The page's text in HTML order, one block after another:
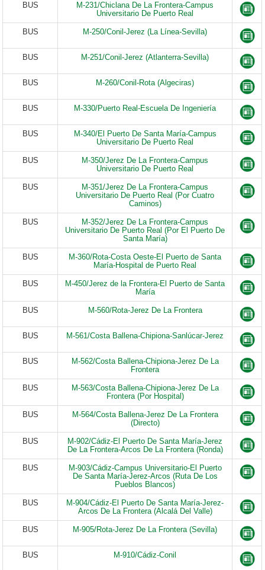
BUS
M-231/Chiclana De La Frontera-Campus
Universitario De Puerto Real
BUS M-250/Conil-Jerez (La Línea-Sevilla)
BUS M-251/Conil-Jerez (Atlanterra-Sevilla)
BUS M-260/Conil-Rota (Algeciras)
BUS M-330/Puerto Real-Escuela De Ingeniería
BUS
M-340/El Puerto De Santa María-Campus
Universitario De Puerto Real
BUS
M-350/Jerez De La Frontera-Campus
Universitario De Puerto Real
BUS
M-351/Jerez De La Frontera-Campus
Universitario De Puerto Real (Por Cuatro
Caminos)
BUS
M-352/Jerez De La Frontera-Campus
Universitario De Puerto Real (Por El Puerto De
Santa María)
BUS
M-360/Rota-Costa Oeste-El Puerto de Santa
María-Hospital de Puerto Real
BUS
M-450/Jerez de la Frontera-El Puerto de Santa
María
BUS M-560/Rota-Jerez De La Frontera
BUS M-561/Costa Ballena-Chipiona-Sanlúcar-Jerez
BUS
M-562/Costa Ballena-Chipiona-Jerez De La
Frontera
BUS
M-563/Costa Ballena-Chipiona-Jerez De La
Frontera (Por Hospital)
BUS
M-564/Costa Ballena-Jerez De La Frontera
(Directo)
BUS
M-902/Cádiz-El Puerto De Santa María-Jerez
De La Frontera-Arcos De La Frontera (Ronda)
BUS
M-903/Cádiz-Campus Universitario-El Puerto
De Santa María-Jerez-Arcos (Ruta De Los
Pueblos Blancos)
BUS
M-904/Cádiz-El Puerto De Santa María-Jerez-
Arcos De La Frontera (Alcalá Del Valle)
BUS M-905/Rota-Jerez De La Frontera (Sevilla)
BUS M-910/Cádiz-Conil